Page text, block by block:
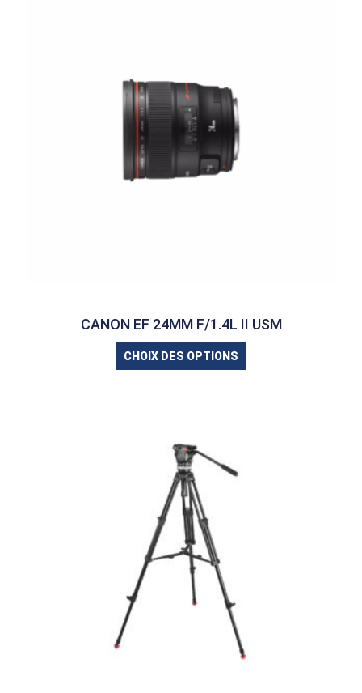
CANON EF 24MM F/1.4L II USM
CHOIX DES OPTIONS